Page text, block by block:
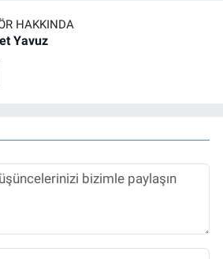
HAKKINDA
Yavuz